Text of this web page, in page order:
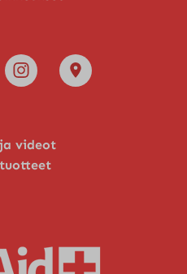
videot